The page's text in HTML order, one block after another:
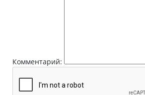
Комментарий: